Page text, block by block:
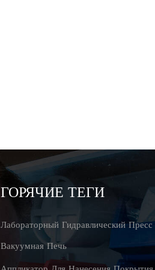
ГОРЯЧИЕ ТЕГИ
Лабораторный Гидравлический Пресс
Вакуумная Печь